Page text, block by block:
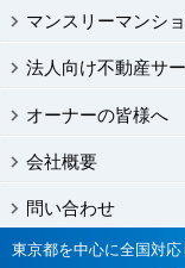
マンスリーマンシ
法人向け不動産サ
オーナーの皆様へ
会社概要
問い合わせ
東京都を中心に全国対応